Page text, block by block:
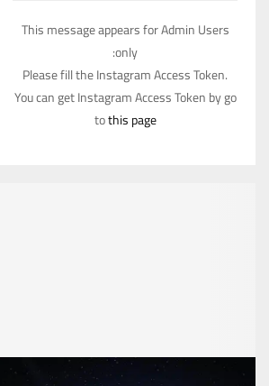
This message appears for Admin Users
only:
Please fill the Instagram Access Token.
You can get Instagram Access Token by go
tothis page